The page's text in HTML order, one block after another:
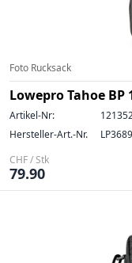
Foto Rucksack
Lowepro Tahoe BP
Artikel-Nr:
Hersteller-Art.-Nr.
CHF / Stk
79.90